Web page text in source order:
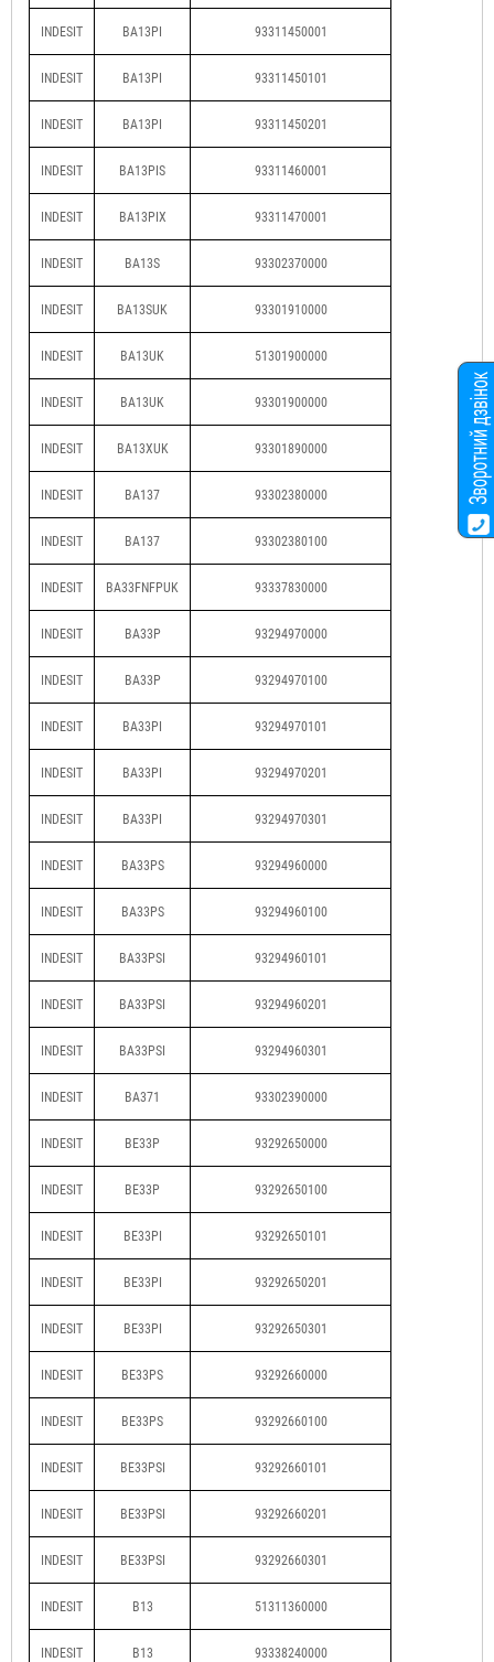
INDESIT BA13PI 93311450001
INDESIT BA13PI 93311450101
INDESIT BA13PI 93311450201
INDESIT BA13PIS 93311460001
INDESIT BA13PIX 93311470001
INDESIT BA13S 93302370000
INDESIT BA13SUK 93301910000
INDESIT BA13UK 51301900000
INDESIT BA13UK 93301900000
INDESIT BA13XUK 93301890000
INDESIT BA137 93302380000
INDESIT BA137 93302380100
INDESIT BA33FNFPUK 93337830000
INDESIT BA33P 93294970000
INDESIT BA33P 93294970100
INDESIT BA33PI 93294970101
INDESIT BA33PI 93294970201
INDESIT BA33PI 93294970301
INDESIT BA33PS 93294960000
INDESIT BA33PS 93294960100
INDESIT BA33PSI 93294960101
INDESIT BA33PSI 93294960201
INDESIT BA33PSI 93294960301
INDESIT BA371 93302390000
INDESIT BE33P 93292650000
INDESIT BE33P 93292650100
INDESIT BE33PI 93292650101
INDESIT BE33PI 93292650201
INDESIT BE33PI 93292650301
INDESIT BE33PS 93292660000
INDESIT BE33PS 93292660100
INDESIT BE33PSI 93292660101
INDESIT BE33PSI 93292660201
INDESIT BE33PSI 93292660301
INDESIT B13 51311360000
INDESIT B13 93338240000